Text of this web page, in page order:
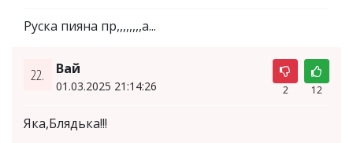
Руска пияна пр,,,,,,,,а...
22. Вай
01.03.2025 21:14:26 2 12
Яка,Блядька!!!